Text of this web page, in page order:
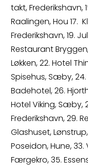
takt, Frederikshavn,
Raalingen, Hou 17.
Frederikshavn, 19.
Restaurant
Løkken, 22. Hotel
Spisehus, Sæby, 24.
Badehotel, 26.
Hotel Viking, Sæby,
Frederikshavn, 29.
Glashuset,
Poseidon, Hune,
Færgekro, 35.